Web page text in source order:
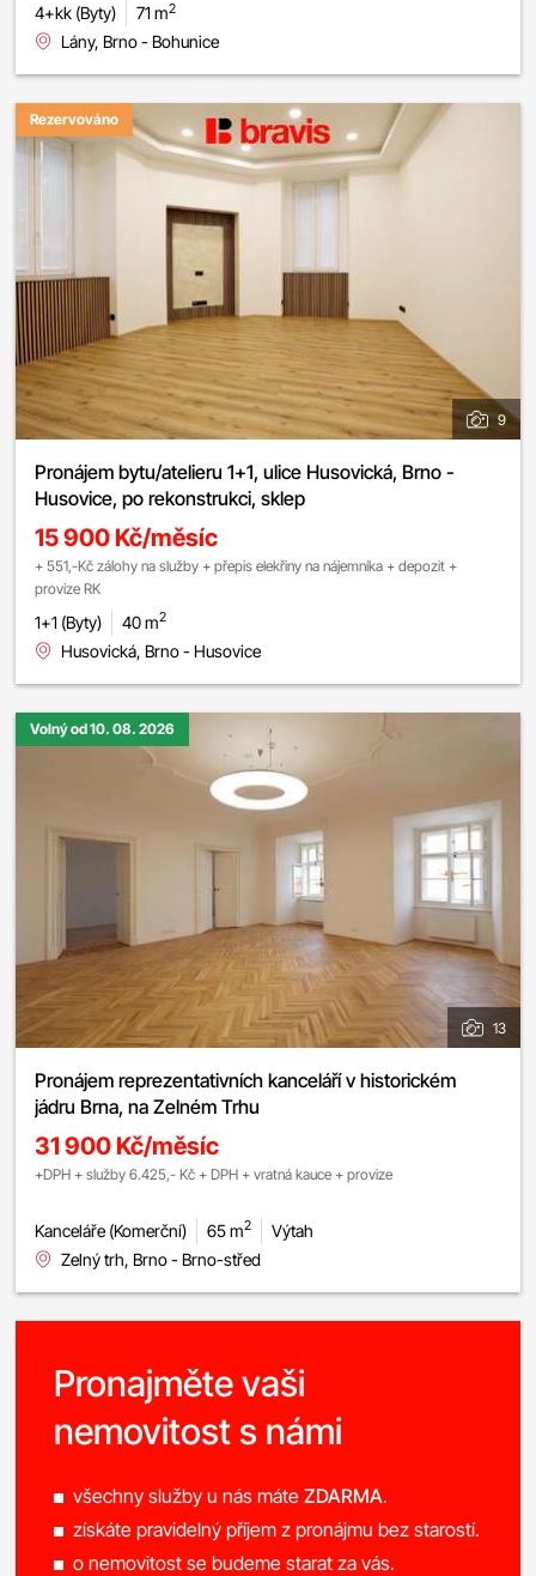
4+kk (Byty) 71 m2
Lány, Brno - Bohunice
Rezervováno
9
Pronájem bytu/atelieru 1+1, ulice Husovická, Brno -
Husovice, po rekonstrukci, sklep
15 900 Kč/měsíc
+ 551,-Kč zálohy na služby + přepis elekřiny na nájemníka + depozit +
provize RK
1+1 (Byty) 40 m2
Husovická, Brno - Husovice
Volný od 10. 08. 2026
13
Pronájem reprezentativních kanceláří v historickém
jádru Brna, na Zelném Trhu
31 900 Kč/měsíc
+DPH + služby 6.425,- Kč + DPH + vratná kauce + provize
Kanceláře (Komerční) 65 m2
Výtah
Zelný trh, Brno - Brno-střed
Pronajměte vaši
nemovitost s námi
všechny služby u nás máteZDARMA.
získáte pravidelný příjem z pronájmu bez starostí.
o nemovitost se budeme starat za vás.